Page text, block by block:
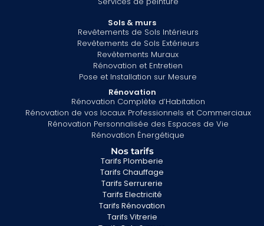
Sols & murs
Revêtements de Sols Intérieurs
Revêtements de Sols Extérieurs
Revêtements Muraux
Rénovation et Entretien
Pose et Installation sur Mesure
Rénovation
Rénovation Complète d’Habitation
Rénovation de vos locaux Professionnels et Commerciaux
Rénovation Personnalisée des Espaces de Vie
Rénovation Énergétique
Nos tarifs
Tarifs Plomberie
Tarifs Chauffage
Tarifs Serrurerie
Tarifs Electricité
Tarifs Rénovation
Tarifs Vitrerie